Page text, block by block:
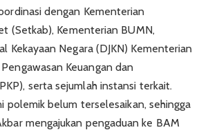
dengan Kementerian
(Setkab), Kementerian BUMN,
Kekayaan Negara (DJKN) Kementerian
Keuangan dan
serta sejumlah instansi terkait.
polemik belum terselesaikan, sehingga
mengajukan pengaduan ke BAM